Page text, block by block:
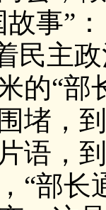
事”：
民主
的“部
堵，
语，
“部长